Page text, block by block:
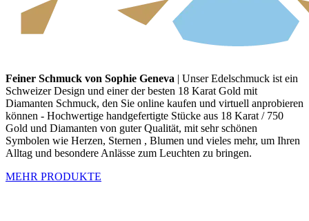
Feiner Schmuck von Sophie Geneva | Unser Edelschmuck ist ein
Schweizer Design und einer der besten 18 Karat Gold mit
Diamanten Schmuck, den Sie online kaufen und virtuell anprobieren
können - Hochwertige handgefertigte Stücke aus 18 Karat / 750
Gold und Diamanten von guter Qualität, mit sehr schönen
Symbolen wie Herzen, Sternen , Blumen und vieles mehr, um Ihren
Alltag und besondere Anlässe zum Leuchten zu bringen.
MEHR PRODUKTE